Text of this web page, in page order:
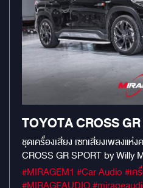
TOYOTA CROSS
สุขทุกเส้นทางด้วยชุดเค
FULL-SYSTEM
ชุดเครื่องเสียง เซทเสียงเพลงแห่
CROSS GR SPORT by Willy
#MIRAGEM1 #Car Audio #เครื่องเสียงรถยนต์